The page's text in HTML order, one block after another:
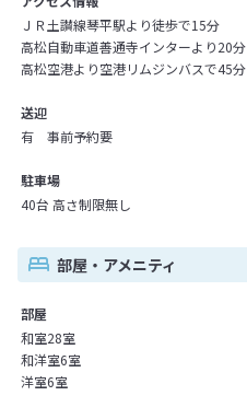
ＪＲ土讃線琴平駅より徒歩で15分
高松自動車道善通寺インターより20分
高松空港より空港リムジンバスで45分
送迎
有 事前予約要
駐車場
40台 高さ制限無し
部屋・アメニティ
部屋
和室28室
和洋室6室
洋室6室